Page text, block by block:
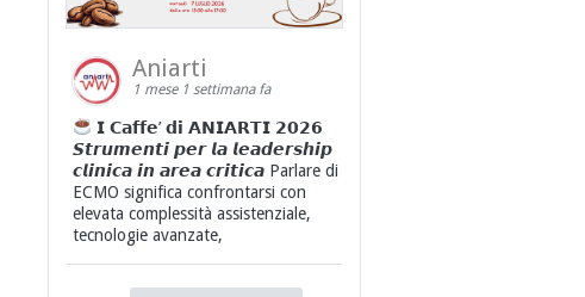
Aniarti
1 mese 1 settimana fa
𝗜 𝗖𝗮𝗳𝗳𝗲’ 𝗱𝗶 𝗔𝗡𝗜𝗔𝗥𝗧𝗜 𝟮𝟬𝟮𝟲
𝙎𝙩𝙧𝙪𝙢𝙚𝙣𝙩𝙞 𝙥𝙚𝙧 𝙡𝙖 𝙡𝙚𝙖𝙙𝙚𝙧𝙨𝙝𝙞𝙥
𝙘𝙡𝙞𝙣𝙞𝙘𝙖 𝙞𝙣 𝙖𝙧𝙚𝙖 𝙘𝙧𝙞𝙩𝙞𝙘𝙖 Parlare di
ECMO significa confrontarsi con
elevata complessità assistenziale,
tecnologie avanzate,